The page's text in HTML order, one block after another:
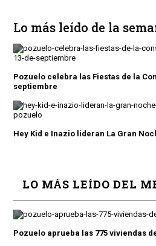
Lo más leído de la
Pozuelo celebra las Fiestas de la
septiembre
Hey Kid e Inazio lideran La Gran
LO MÁS LEÍDO DEL
Pozuelo aprueba las 775 viviendas